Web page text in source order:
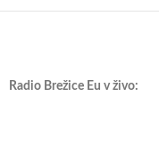
Radio Brežice Eu v živo: